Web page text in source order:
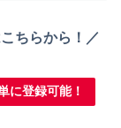
ちらから！／
に登録可能！